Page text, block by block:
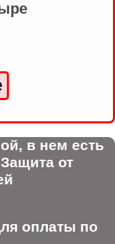
в нем есть
от
оплаты по